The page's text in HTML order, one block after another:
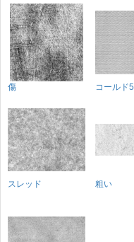
傷 コールド5
スレッド 粗い